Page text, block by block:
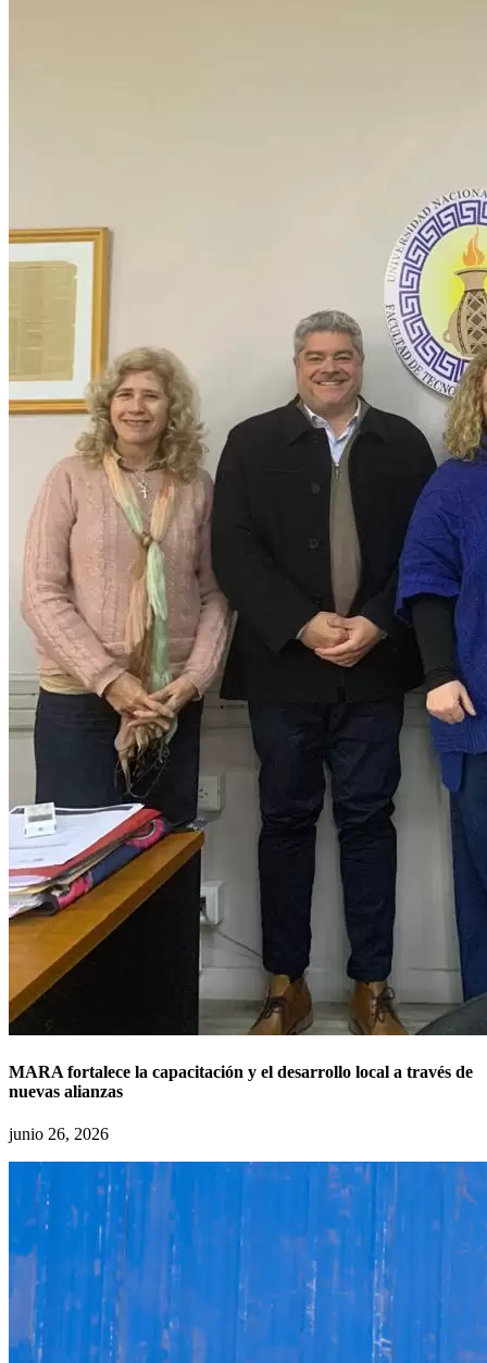
MARA fortalece la capacitación y el desarrollo local a través de
nuevas alianzas
junio 26, 2026